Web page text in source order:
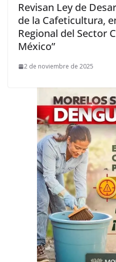
Revisan Ley de
de la Cafeticultura,
Regional del Sector
México”
2 de noviembre de 2025